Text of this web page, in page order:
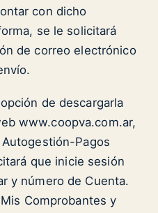
con dicho
se le solicitará
de correo electrónico
de descargarla
www.coopva.com.ar,
Pagos
que inicie sesión
y número de Cuenta.
Comprobantes y